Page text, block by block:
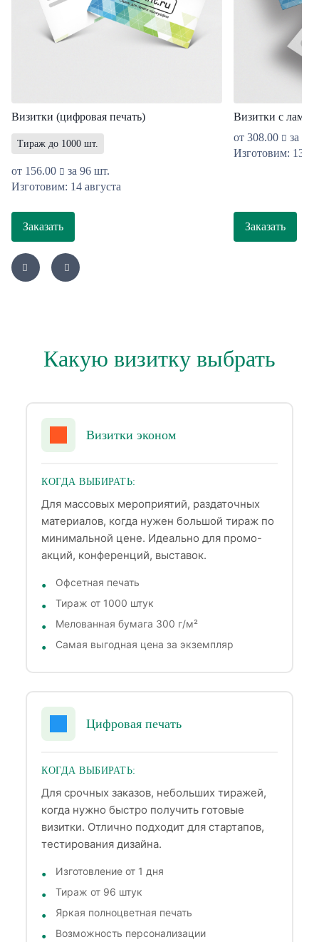
Визитки (цифровая печать)
Тираж до 1000 шт.
от 156.00
за 96 шт.
Изготовим: 14 августа
Заказать
Визитки с
от 308.00
за 96
Изготовим: 13
Заказать
Какую визитку выбрать
Визитки эконом
КОГДА ВЫБИРАТЬ:
Для массовых мероприятий, раздаточных
материалов, когда нужен большой тираж по
минимальной цене. Идеально для промо-
акций, конференций, выставок.
Офсетная печать
Тираж от 1000 штук
Мелованная бумага 300 г/м²
Самая выгодная цена за экземпляр
Цифровая печать
КОГДА ВЫБИРАТЬ:
Для срочных заказов, небольших тиражей,
когда нужно быстро получить готовые
визитки. Отлично подходит для стартапов,
тестирования дизайна.
Изготовление от 1 дня
Тираж от 96 штук
Яркая полноцветная печать
Возможность персонализации